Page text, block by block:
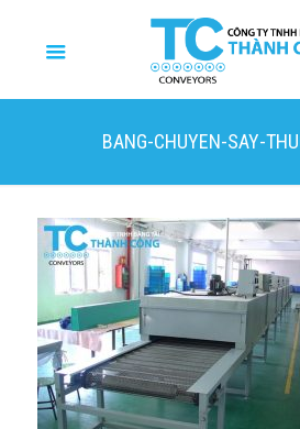
BANG-CHUYEN-SAY-